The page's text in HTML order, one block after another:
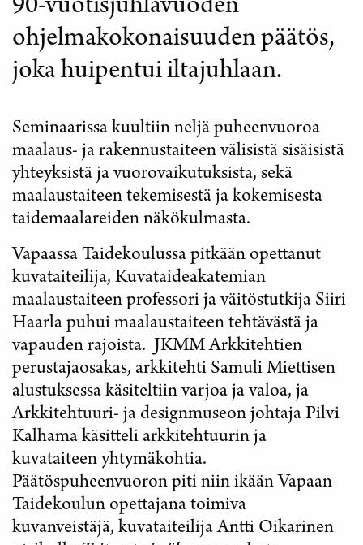
90-vuotisjuhlavuoden
ohjelmakokonaisuuden päätös,
joka huipentui iltajuhlaan.
Seminaarissa kuultiin neljä puheenvuoroa
maalaus- ja rakennustaiteen välisistä sisäisistä
yhteyksistä ja vuorovaikutuksista, sekä
maalaustaiteen tekemisestä ja kokemisesta
taidemaalareiden näkökulmasta.
Vapaassa Taidekoulussa pitkään opettanut
kuvataiteilija, Kuvataideakatemian
maalaustaiteen professori ja väitöstutkija Siiri
Haarla puhui maalaustaiteen tehtävästä ja
vapauden rajoista. JKMM Arkkitehtien
perustajaosakas, arkkitehti Samuli Miettisen
alustuksessa käsiteltiin varjoa ja valoa, ja
Arkkitehtuuri- ja designmuseon johtaja Pilvi
Kalhama käsitteli arkkitehtuurin ja
kuvataiteen yhtymäkohtia.
Päätöspuheenvuoron piti niin ikään Vapaan
Taidekoulun opettajana toimiva
kuvanveistäjä, kuvataiteilija Antti Oikarinen